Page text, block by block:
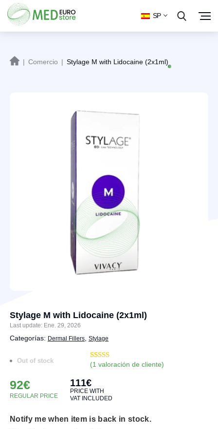
SP
| Comercio | Stylage M with Lidocaine (2x1ml)
Stylage M with Lidocaine (2x1ml)
Last update: Ene. 29, 2026
Categorías: Dermal Fillers Stylage
Out of stock
Valorado
5 en base a
13
valoraciones
de clientes
(1 valoración de cliente)
92€
REGULAR PRICE
111€
PRICE WITH
VAT INCLUDED
Notify me when item is back in stock.